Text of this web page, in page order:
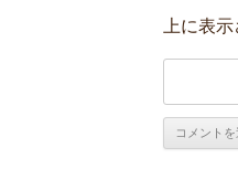
上に表